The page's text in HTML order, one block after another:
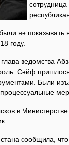
сотрудница
не
году.
ведомства
Сейф
Были
в Министерстве
сообщила,